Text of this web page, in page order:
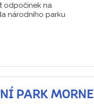
odpočinek na
národního parku
PARK MORNE